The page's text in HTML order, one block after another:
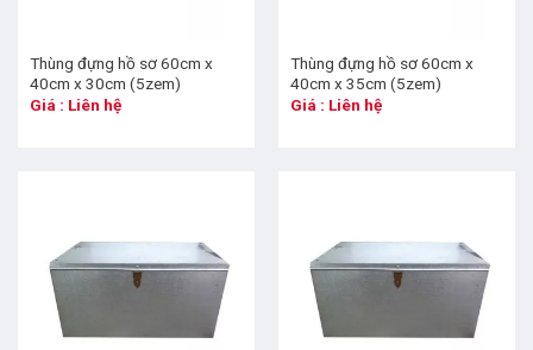
Thùng đựng hồ sơ 60cm x
40cm x 30cm (5zem)
Giá : Liên hệ
Thùng đựng hồ sơ 60cm x
40cm x 35cm (5zem)
Giá : Liên hệ